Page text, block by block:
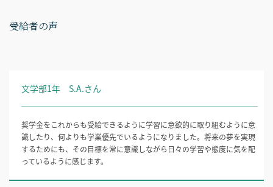
受給者の声
文学部1年 S.A.さん
奨学金をこれからも受給できるように学習に意欲的に取り組むように意
識したり、何よりも学業優先でいるようになりました。将来の夢を実現
するためにも、その目標を常に意識しながら日々の学習や態度に気を配
っているように感じます。